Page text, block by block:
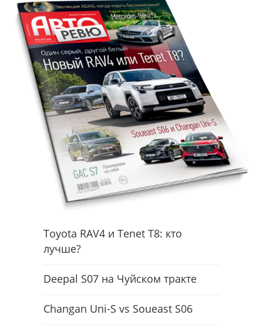
Toyota RAV4 и Tenet T8: кто
лучше?
Deepal S07 на Чуйском тракте
Changan Uni-S vs Soueast S06